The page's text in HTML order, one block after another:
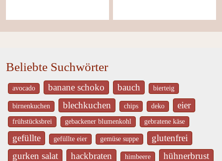
Beliebte Suchwörter
avocado banane schoko bauch bierteig
birnenkuchen blechkuchen chips deko eier
frühstücksbrei gebackener blumenkohl gebratene käse
gefüllte gefüllte eier gemüse suppe
glutenfrei
gurken salat
hackbraten himbeere hühnerbrust